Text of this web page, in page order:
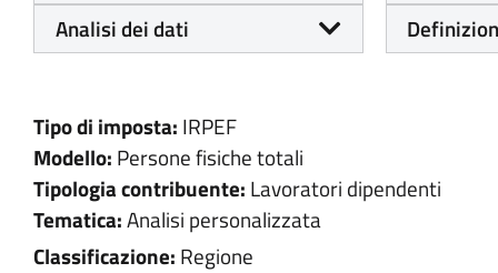
Analisi dei dati
Tipo di imposta: IRPEF
Modello: Persone fisiche totali
Tipologia contribuente: Lavoratori dipendenti
Tematica:Analisi personalizzata
Classificazione: Regione